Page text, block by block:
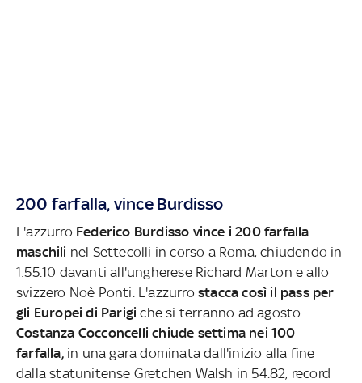
200 farfalla, vince Burdisso
L'azzurro Federico Burdisso vince i 200 farfalla
maschili nel Settecolli in corso a Roma, chiudendo in
1:55.10 davanti all'ungherese Richard Marton e allo
svizzero Noè Ponti. L'azzurro stacca così il pass per
gli Europei di Parigiche si terranno ad agosto.
Costanza Cocconcelli chiude settima nei 100
farfalla, in una gara dominata dall'inizio alla fine
dalla statunitense Gretchen Walsh in 54.82, record